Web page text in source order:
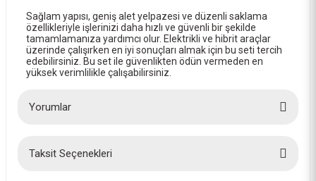
Sağlam yapısı, geniş alet yelpazesi ve düzenli saklama
özellikleriyle işlerinizi daha hızlı ve güvenli bir şekilde
tamamlamanıza yardımcı olur. Elektrikli ve hibrit araçlar
üzerinde çalışırken en iyi sonuçları almak için bu seti tercih
edebilirsiniz. Bu set ile güvenlikten ödün vermeden en
yüksek verimlilikle çalışabilirsiniz.
Yorumlar
Taksit Seçenekleri